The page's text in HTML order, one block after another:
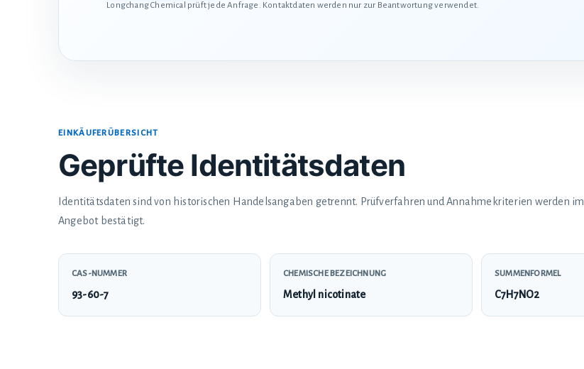
Longchang Chemical prüft jede Anfrage. Kontaktdaten werden nur zur Beantwortung verwendet.
EINKÄUFERÜBERSICHT
Geprüfte Identitätsdaten
Identitätsdaten sind von historischen Handelsangaben getrennt. Prüfverfahren und Annahmekriterien werden im
Angebot bestätigt.
CAS-NUMMER
93-60-7
CHEMISCHE BEZEICHNUNG
Methyl nicotinate
SUMMENFORMEL
C7H7NO2